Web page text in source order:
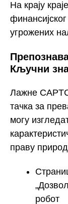
На крају
угрожених
Кључни
Лажне
тачка за
могу
праву
робот